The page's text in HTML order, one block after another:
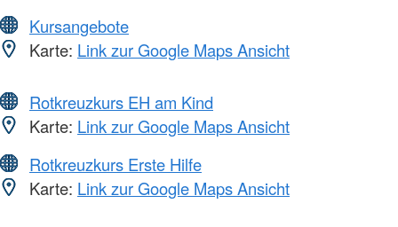
Kursangebote
Karte: Link zur Google Maps Ansicht
Rotkreuzkurs EH am Kind
Karte: Link zur Google Maps Ansicht
Rotkreuzkurs Erste Hilfe
Karte: Link zur Google Maps Ansicht